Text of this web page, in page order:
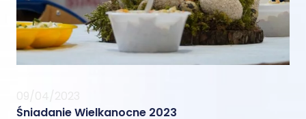
Śniadanie Wielkanocne 2023